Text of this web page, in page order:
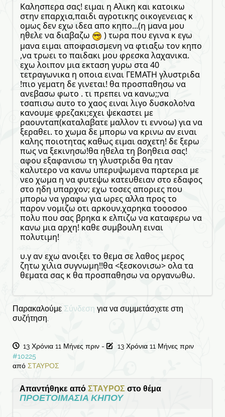
Καλησπερα σας! ειμαι η Αλικη και κατοικω
στην επαρχια,παιδι αγροτικης οικογενειας κ
ομως δεν εχω ιδεα απο κηπο...(η μανα μου
ηθελε να διαβαζω
) τωρα που εγινα κ εγω
μανα ειμαι αποφασισμενη να φτιαξω τον κηπο
,να τρωει το παιδακι μου φρεσκα λαχανικα.
εχω λοιπον μια εκταση γυρω στα 40
τετραγωνικα η οποια ειναι ΓΕΜΑΤΗ γλυστριδα
!πιο γεματη δε γινεται! θα προσπαθησω να
ανεβασω φωτο . τι πρεπει να κανω;;να
τσαπισω αυτο το χαος ειναι λιγο δυσκολο!να
κανουμε φρεζακι;εχει ψεκαστει με
ραουνταπ(καταλαβατε μαλλον τι εννοω) για να
ξεραθει. το χωμα δε μπορω να κρινω αν ειναι
καλης ποιοτητας καθως ειμαι ασχετη! δε ξερω
πως να ξεκινησω!θα ηθελα τη βοηθεια σας!
αφου εξαφανισω τη γλυστριδα θα ηταν
καλυτερο να κανω υπερυψωμενα παρτερια με
νεο χωμα η να φυτεψω κατευθειαν στο εδαφος
στο ηδη υπαρχον; εχω τοσες αποριες που
μπορω να γραφω για ωρες αλλα προς το
παρον νομιζω οτι αρκουν.χαρηκα τοοοσοο
πολυ που σας βρηκα κ ελπιζω να καταφερω να
κανω μια αρχη! καθε συμβουλη ειναι
πολυτιμη!
υ.γ αν εχω ανοιξει το θεμα σε λαθος μερος
ζητω χιλια συγνωμη!!θα <ξεσκονισω> ολα τα
θεματα σας κ θα προσπαθησω να οργανωθω.
Παρακαλούμε Σύνδεση για να συμμετάσχετε στη
συζήτηση.
13 Χρόνια 11 Μήνες πριν -
13 Χρόνια 11 Μήνες πριν
#10225
από ΣΤΑΥΡΟΣ
Απαντήθηκε από ΣΤΑΥΡΟΣ στο θέμα
ΠΡΟΕΤΟΙΜΑΣΙΑ ΚΗΠΟΥ